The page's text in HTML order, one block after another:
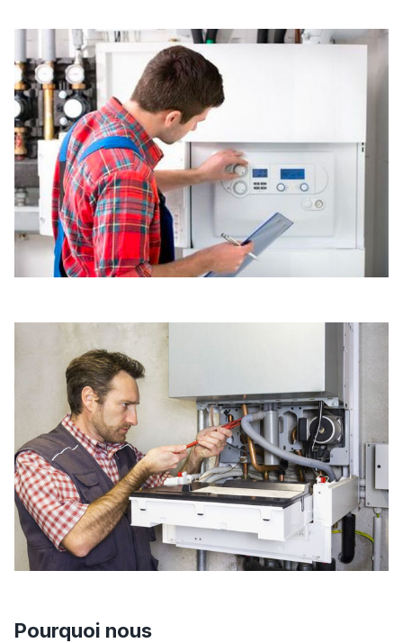
Pourquoi nous